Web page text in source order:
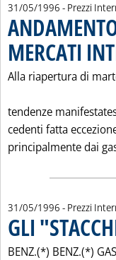
31/05/1996 - Prezzi
MERCATI
Alla riapertura di
tendenze
cedenti fatta
principalmente dai
31/05/1996 - Prezzi
GLI
BENZ.(*) BENZ.(*)